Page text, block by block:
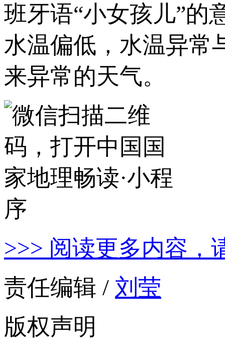
班牙语“小女孩儿”的
水温偏低，水温异常
来异常的天气。
>>> 阅读更多内容，
责任编辑 / 刘莹
版权声明